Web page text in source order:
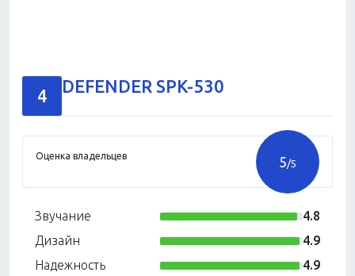
4 DEFENDER SPK-530
Оценка владельцев 5/5
Звучание
4.8
Дизайн
4.9
Надежность
4.9